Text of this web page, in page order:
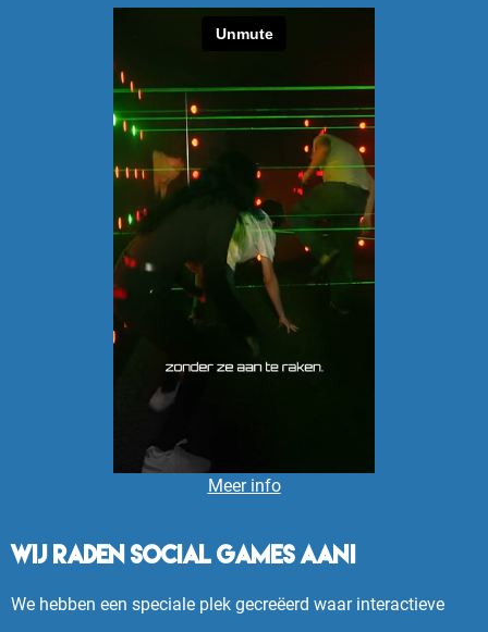
Meer info
Wij raden Social Games aan!
We hebben een speciale plek gecreëerd waar interactieve